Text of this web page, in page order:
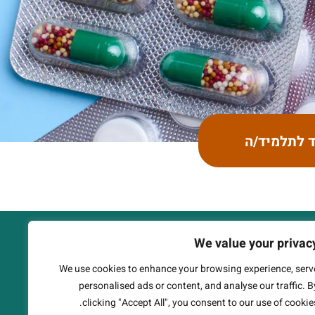
We value your
We use cookies to enhance your browsing experience,
personalised ads or content, and analyse our traffic.
clicking "Accept All", you consent to our use of
לתלמיד/ה
וג'ולס טראמפ כחלק מהמהלך של הקרן
לקידום מצוינות בחטיבת הביניים. האתר עוצב ופותח על ידי היחידה לשירותי מחקר בחינוך (EduCore), המחלקה להוראת המדעים, מכון ויצמן